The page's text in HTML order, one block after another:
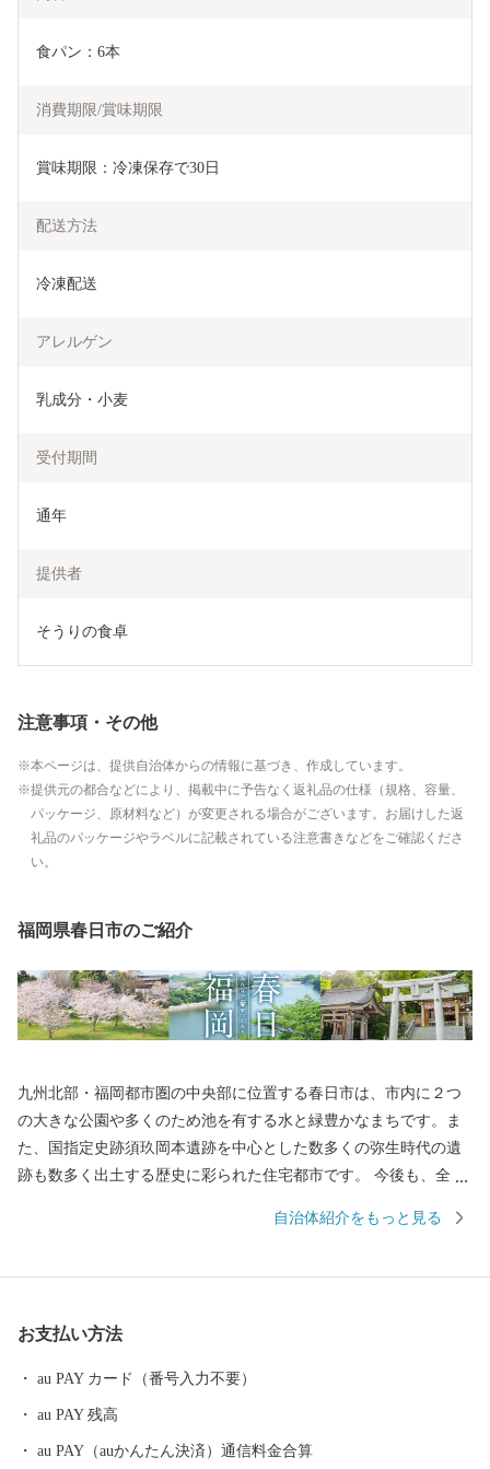
食パン：6本
消費期限/賞味期限
賞味期限：冷凍保存で30日
配送方法
冷凍配送
アレルゲン
乳成分・小麦
受付期間
通年
提供者
そうりの食卓
注意事項・その他
本ページは、提供自治体からの情報に基づき、作成しています。
提供元の都合などにより、掲載中に予告なく返礼品の仕様（規格、容量、
パッケージ、原材料など）が変更される場合がございます。お届けした返
礼品のパッケージやラベルに記載されている注意書きなどをご確認くださ
い。
福岡県春日市のご紹介
九州北部・福岡都市圏の中央部に位置する春日市は、市内に２つ
の大きな公園や多くのため池を有する水と緑豊かなまちです。ま
た、国指定史跡須玖岡本遺跡を中心とした数多くの弥生時代の遺
跡も数多く出土する歴史に彩られた住宅都市です。 今後も、全国
たちを育てる「コミュニティ・スクール」の取り組みや市民と行
自治体紹介をもっと見る
お支払い方法
au PAY カード（番号入力不要）
au PAY 残高
au PAY（auかんたん決済）通信料金合算